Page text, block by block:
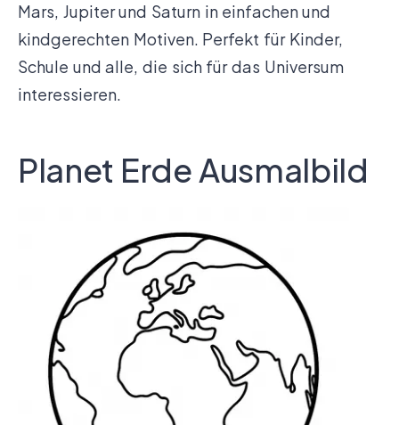
Mars, Jupiter und Saturn in einfachen und
kindgerechten Motiven. Perfekt für Kinder,
Schule und alle, die sich für das Universum
interessieren.
Planet Erde Ausmalbild